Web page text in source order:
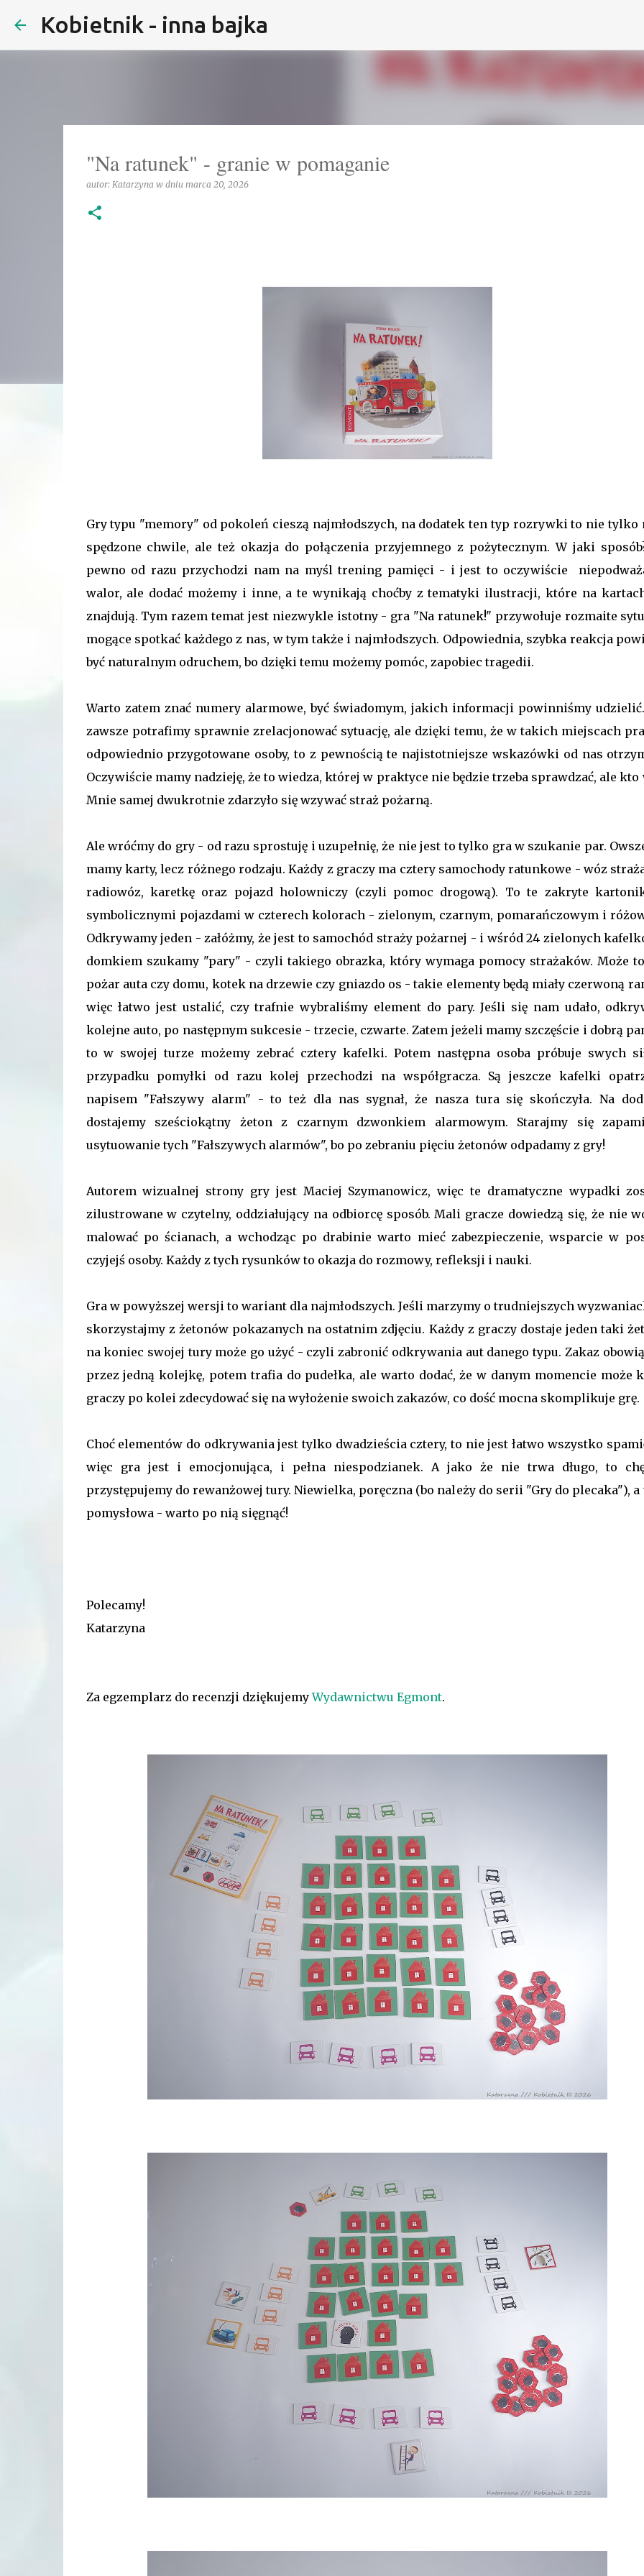
Kobietnik - inna bajka
"Na ratunek" - granie w pomaganie
autor: Katarzyna w dniu marca 20, 2026
Gry typu "memory" od pokoleń cieszą najmłodszych, na dodatek ten typ rozrywki to nie tylko
spędzone chwile, ale też okazja do połączenia przyjemnego z pożytecznym. W jaki
pewno od razu przychodzi nam na myśl trening pamięci - i jest to oczywiście
walor, ale dodać możemy i inne, a te wynikają choćby z tematyki ilustracji, które na
znajdują. Tym razem temat jest niezwykle istotny - gra "Na ratunek!" przywołuje rozmaite
mogące spotkać każdego z nas, w tym także i najmłodszych. Odpowiednia, szybka reakcja
być naturalnym odruchem, bo dzięki temu możemy pomóc, zapobiec tragedii.
Warto zatem znać numery alarmowe, być świadomym, jakich informacji powinniśmy
zawsze potrafimy sprawnie zrelacjonować sytuację, ale dzięki temu, że w takich miejscach
odpowiednio przygotowane osoby, to z pewnością te najistotniejsze wskazówki od nas
Oczywiście mamy nadzieję, że to wiedza, której w praktyce nie będzie trzeba sprawdzać, ale kto
Mnie samej dwukrotnie zdarzyło się wzywać straż pożarną.
Ale wróćmy do gry - od razu sprostuję i uzupełnię, że nie jest to tylko gra w szukanie par.
mamy karty, lecz różnego rodzaju. Każdy z graczy ma cztery samochody ratunkowe - wóz
radiowóz, karetkę oraz pojazd holowniczy (czyli pomoc drogową). To te zakryte
symbolicznymi pojazdami w czterech kolorach - zielonym, czarnym, pomarańczowym i
Odkrywamy jeden - załóżmy, że jest to samochód straży pożarnej - i wśród 24 zielonych
domkiem szukamy "pary" - czyli takiego obrazka, który wymaga pomocy strażaków. Może
pożar auta czy domu, kotek na drzewie czy gniazdo os - takie elementy będą miały czerwoną
więc łatwo jest ustalić, czy trafnie wybraliśmy element do pary. Jeśli się nam udało,
kolejne auto, po następnym sukcesie - trzecie, czwarte. Zatem jeżeli mamy szczęście i dobrą
to w swojej turze możemy zebrać cztery kafelki. Potem następna osoba próbuje swych
przypadku pomyłki od razu kolej przechodzi na współgracza. Są jeszcze kafelki
napisem "Fałszywy alarm" - to też dla nas sygnał, że nasza tura się skończyła. Na
dostajemy sześciokątny żeton z czarnym dzwonkiem alarmowym. Starajmy się
usytuowanie tych "Fałszywych alarmów", bo po zebraniu pięciu żetonów odpadamy z gry!
Autorem wizualnej strony gry jest Maciej Szymanowicz, więc te dramatyczne wypadki
zilustrowane w czytelny, oddziałujący na odbiorcę sposób. Mali gracze dowiedzą się, że nie
malować po ścianach, a wchodząc po drabinie warto mieć zabezpieczenie, wsparcie w
czyjejś osoby. Każdy z tych rysunków to okazja do rozmowy, refleksji i nauki.
Gra w powyższej wersji to wariant dla najmłodszych. Jeśli marzymy o trudniejszych
skorzystajmy z żetonów pokazanych na ostatnim zdjęciu. Każdy z graczy dostaje jeden taki
na koniec swojej tury może go użyć - czyli zabronić odkrywania aut danego typu. Zakaz
przez jedną kolejkę, potem trafia do pudełka, ale warto dodać, że w danym momencie może
graczy po kolei zdecydować się na wyłożenie swoich zakazów, co dość mocna skomplikuje grę.
Choć elementów do odkrywania jest tylko dwadzieścia cztery, to nie jest łatwo wszystko
więc gra jest i emocjonująca, i pełna niespodzianek. A jako że nie trwa długo, to
przystępujemy do rewanżowej tury. Niewielka, poręczna (bo należy do serii "Gry do plecaka"), a
pomysłowa - warto po nią sięgnąć!
Polecamy!
Katarzyna
Za egzemplarz do recenzji dziękujemyWydawnictwu Egmont.